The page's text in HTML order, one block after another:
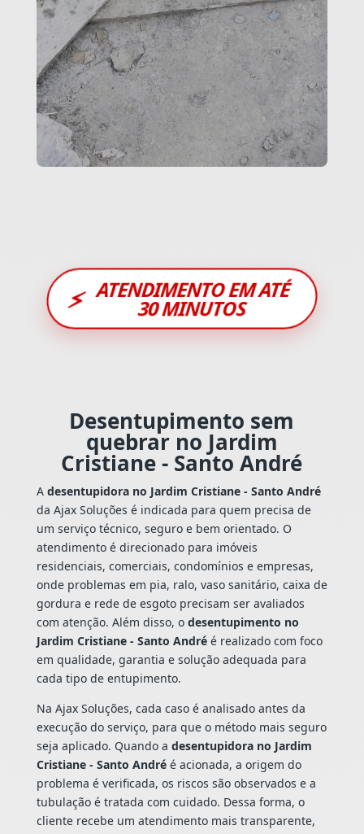
⚡ ATENDIMENTO EM ATÉ
30 MINUTOS
Desentupimento sem
quebrar no Jardim
Cristiane - Santo André
A desentupidora no Jardim Cristiane - Santo André
da Ajax Soluções é indicada para quem precisa de
um serviço técnico, seguro e bem orientado. O
atendimento é direcionado para imóveis
residenciais, comerciais, condomínios e empresas,
onde problemas em pia, ralo, vaso sanitário, caixa de
gordura e rede de esgoto precisam ser avaliados
com atenção. Além disso, o desentupimento no
Jardim Cristiane - Santo Andréé realizado com foco
em qualidade, garantia e solução adequada para
cada tipo de entupimento.
Na Ajax Soluções, cada caso é analisado antes da
execução do serviço, para que o método mais seguro
seja aplicado. Quando a desentupidora no Jardim
Cristiane - Santo Andréé acionada, a origem do
problema é verificada, os riscos são observados e a
tubulação é tratada com cuidado. Dessa forma, o
cliente recebe um atendimento mais transparente,